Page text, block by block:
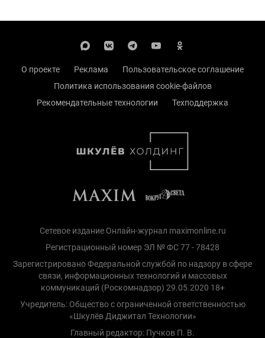
О проекте Реклама
Пользовательское соглашение
Политика использования cookie-файлов
Рекомендательные технологии
Техподдержка
Сетевое издание Онлайн-журнал maximonline.ru
Регистрационный номер ЭЛ № ФС 77 - 78428
Зарегистрировано Федеральной службой по надзору в сфере
связи, информационных технологий и массовых
коммуникаций (Роскомнадзор) 29.05.2020 18+
Учредитель: Общество с ограниченной ответственностью
«Шкулёв Диджитал Технологии»
Главный редактор: Пучков П. В.